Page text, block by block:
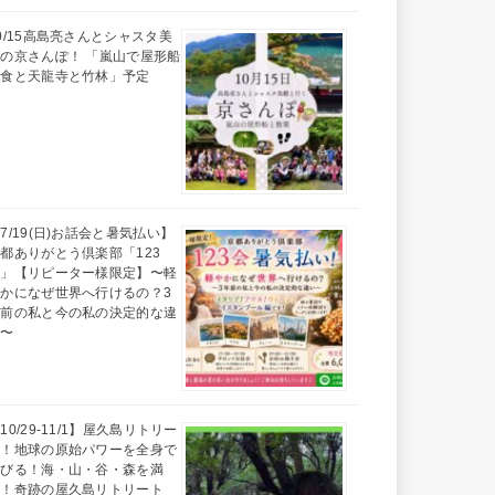
15高島亮さんとシャスタ美
京さんぽ！ 「嵐山で屋形船
と天龍寺と竹林」予定
7/19(日)お話会と暑気払い】
ありがとう倶楽部「123
【リピーター様限定】〜軽
になぜ世界へ行けるの？3
の私と今の私の決定的な違
10/29-11/1】屋久島リトリー
！地球の原始パワーを全身で
る！海・山・谷・森を満
奇跡の屋久島リトリート